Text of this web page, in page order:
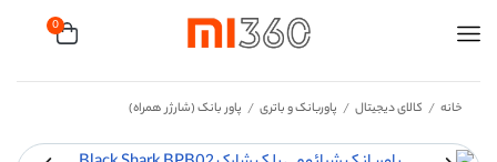
0
خانه / کالای دیجیتال / پاوربانک و باتری / پاور بانک (شارژر همراه)